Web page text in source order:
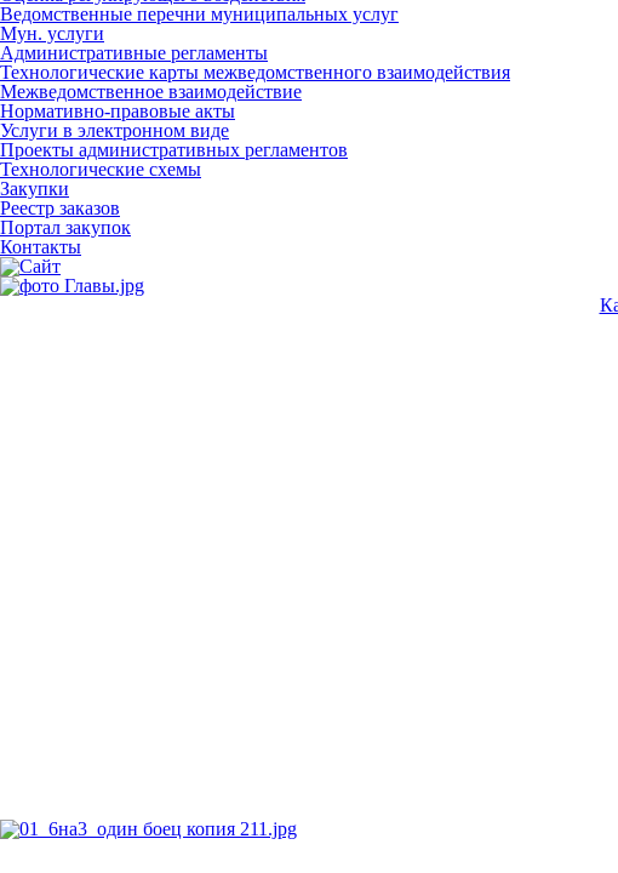
Ведомственные перечни муниципальных услуг
Мун. услуги
Административные регламенты
Технологические карты межведомственного взаимодействия
Межведомственное взаимодействие
Нормативно-правовые акты
Услуги в электронном виде
Проекты административных регламентов
Технологические схемы
Закупки
Реестр заказов
Портал закупок
Контакты